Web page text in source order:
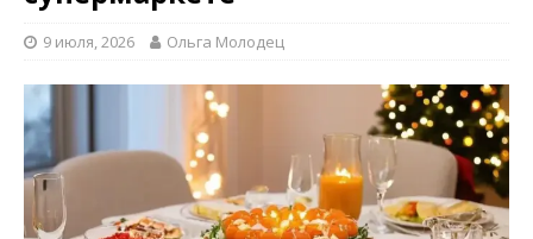
9 июля, 2026 Ольга Молодец